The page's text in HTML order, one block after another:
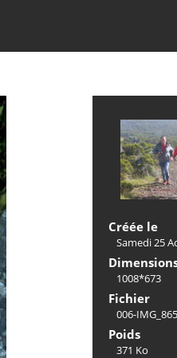
Créée le
Samedi 25
1008*673
Fichier
006-
Poids
371 Ko